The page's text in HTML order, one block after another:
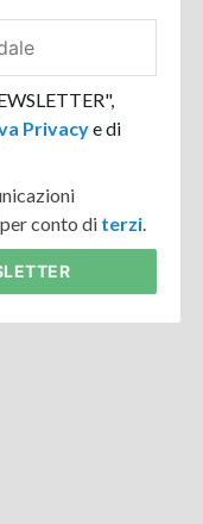
Privacye di
conto di terzi.